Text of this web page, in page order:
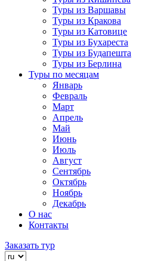
Туры из Варшавы
Туры из Кракова
Туры из Катовице
Туры из Бухареста
Туры из Будапешта
Туры из Берлина
Туры по месяцам
Январь
Февраль
Март
Апрель
Май
Июнь
Июль
Август
Сентябрь
Октябрь
Ноябрь
Декабрь
О нас
Контакты
Заказать тур